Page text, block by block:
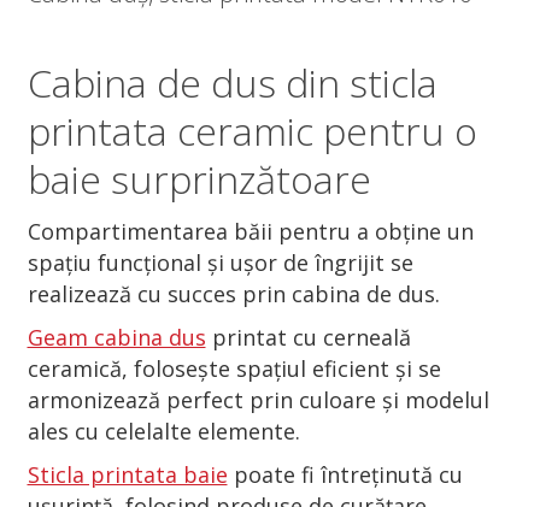
Cabina de dus din sticla
printata ceramic pentru o
baie surprinzătoare
Compartimentarea băii pentru a obține un
spațiu funcțional și ușor de îngrijit se
realizează cu succes prin cabina de dus.
Geam cabina dus printat cu cerneală
ceramică, folosește spațiul eficient și se
armonizează perfect prin culoare și modelul
ales cu celelalte elemente.
Sticla printata baie poate fi întreținută cu